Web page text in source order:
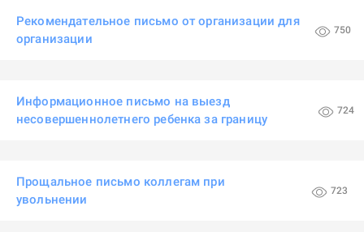
Рекомендательное письмо от организации для
организации
750
Информационное письмо на выезд
несовершеннолетнего ребенка за границу
724
Прощальное письмо коллегам при
увольнении
723